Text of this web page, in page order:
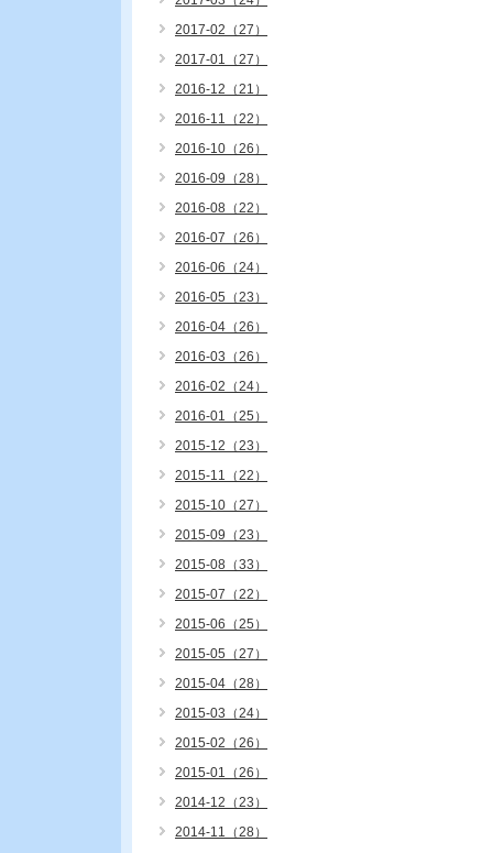
2017-02（27）
2017-01（27）
2016-12（21）
2016-11（22）
2016-10（26）
2016-09（28）
2016-08（22）
2016-07（26）
2016-06（24）
2016-05（23）
2016-04（26）
2016-03（26）
2016-02（24）
2016-01（25）
2015-12（23）
2015-11（22）
2015-10（27）
2015-09（23）
2015-08（33）
2015-07（22）
2015-06（25）
2015-05（27）
2015-04（28）
2015-03（24）
2015-02（26）
2015-01（26）
2014-12（23）
2014-11（28）